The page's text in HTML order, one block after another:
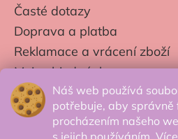
Náš web používá
potřebuje, aby správně
procházením našeho
s jejich používáním.
Časté dotazy
Doprava a platba
Reklamace a vrácení zboží
Moje objednávky
Obchodní podmínky
Zpracování os. údajů